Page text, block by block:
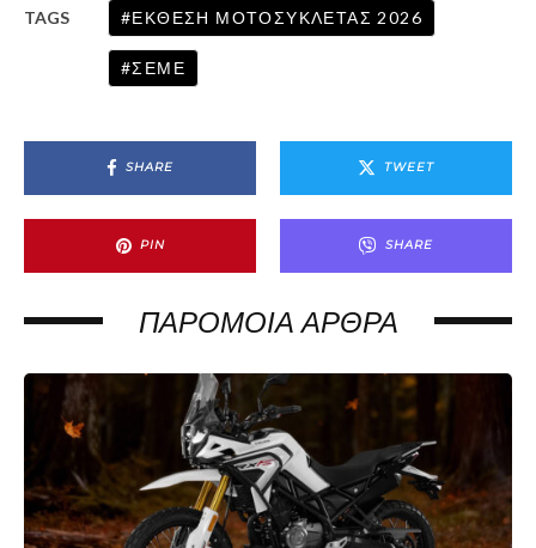
TAGS ΕΚΘΕΣΗ ΜΟΤΟΣΥΚΛΕΤΑΣ 2026
ΣΕΜΕ
SHARE TWEET
PIN SHARE
ΠΑΡΌΜΟΙΑ ΆΡΘΡΑ